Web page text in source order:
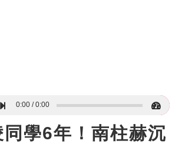
0:00 0:00
學6年！南柱赫沉